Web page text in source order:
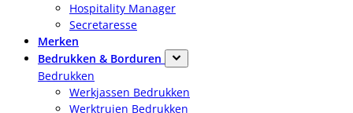
Hospitality Manager
Secretaresse
Merken
Bedrukken & Borduren
Bedrukken
Werkjassen Bedrukken
Werktruien Bedrukken